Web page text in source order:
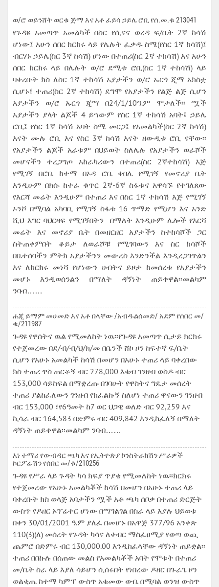
ወ/ሮ ወይንሸት ወርቁ ጅማ እና አቶ ፈይሳ ኃይሌ ሮቢ የሰ.መ.ቁ 213041
የጉዳዩ አመጣጥ አመልካች በስር የሲናና ወረዳ ፍ/ቤት 2ኛ ከሳሽ
ሆነው፤ አሁን ሰበር ክርክሩ ላይ የሌሉት ፈቃዱ ስሜ(የስር 1ኛ ከሳሽ)፤
ብርሃኑ ኃይሌ(ስር 3ኛ ከሳሽ) ሆነው በተጠሪ(ስር 2ኛ ተከሳሽ) እና አሁን
ሰበር ክርክሩ ላይ በሌሉት ወ/ሮ ደሚቱ ሮቢ(ስር 1ኛ ተከሳሽ) ላይ
ባቀረቡት ክስ ለስር 1ኛ ተከሳሽ አያታችን ወ/ሮ ኡርጎ ጂማ አክስቷ
ሲሆኑ፤ ተጠሪ(ስር 2ኛ ተከሳሽ) ደግሞ የአያታችን የልጅ ልጅ ሲሆን
አያታችን ወ/ሮ ኡርጎ ጂማ በ24/1/10ዓ.ም ሞታለች፡፡ ሟች
አያታችን ያላት ልጆች 4 ይኀውም የስር 1ኛ ተከሳሽ አባት፤ ኃይሌ
ሮቢ፤ የስር 1ኛ ከሳሽ አባት ስሜ መርጋ፤ የአመልካች(ስር 2ኛ ከሳሽ)
እናት ሙሉ ሮቢ እና የስር 3ኛ ከሳሽ እናት ዘውዲቱ ሮቢ ናቸው፡፡
የአያታችን ልጆች አራቱም በህይወት ስለሌሉ የአያታችን ወራሾች
መሆናችን ተረጋግጦ አከራካሪውን በተጠሪ(ስር 2ኛተከሳሽ) እጅ
የሚገኝ በሮቤ ከተማ በኦዳ ሮቤ ቀበሌ የሚገኝ የመኖሪያ ቤት
እንዲሁም በክሱ ከተራ ቁጥር 2ኛ-6ኛ ስፋቱና አዋሳኙ የተገለጸው
የእርሻ መሬት እንዲሁም በተጠሪ እና በስር 1ኛ ተከሳሽ እጅ የሚገኝ
ኦንሾ በሚባል አካባቢ የሚገኝ ስፋቱ 16 ጥማድ የሚሆን እና አንድ
ሺህ እግር ባህርዛፍ የሚገኝበትን በማለት እንዲሁም ሌሎች የእርሻ
መሬት እና መኖሪያ ቤት በመዘርዘር አያታችን ከተከሳሾች ጋር
ስትጠቀምበት ቆይታ ለወራሾቹ የሚገባውን እና ስር ከሳሾች
በቤተሰባችን ምትክ አያታችንን መውረስ እንድንችል እንዲረጋገጥልን
እና ለክርክሩ መነሻ የሆነውን ሀብትና ይዞታ ከመሰረቱ የአያታችን
መሆኑ እንዲወሰንልን በማለት ዳኝነት ጠይቀዋል፡፡መልካም
ንባብ……
ሐጂ ይማም መሀመድ እና አቶ በላቸው /አብዱልሰመድ/ አደም የሰበር መ/
ቁ/211987
ጉዳዩ የዋሰትና ዉል የሚመለከት ነዉ፡፡የጉዳዩ አመጣጥ ሲታይ ክርክሩ
የተጀመረው በደ/ብ/ብ/ህ/ክ/መ በቤንች ሸኮ ዞን ከፍተኛ ፍ/ቤት
ሲሆን የአሁኑ አመልካች ከሳሽ በመሆን በአሁኑ ተጠሪ ላይ ባቀረበው
ክስ ተጠሪ ዋስ ጠርቶኝ ብር 278,000 እቁብ ገንዘብ ወስዶ ብር
153,000 ሳይከፍል በማቋረጡ በገባሁት የዋስትና ግዴታ መሰረት
ተጠሪ ያልከፈለውን ገንዘብ የከፈልኩኝ ስለሆነ ተጠሪ ዋናውን ገንዘብ
ብር 153,000 ፣የ6ዓመት ከ7 ወር ህጋዊ ወለድ ብር 92,259 እና
ኪሳራ ብር 164,583 በድምሩ ብር 409,842 እንዲከፈለኝ በማለት
ዳኝነት ጠይቀዋል፡፡መልካም ንባብ……
እነ ተማሪ የውብዳር ጫካ እና የኢትዮጵያ ኮንስትራክሽን ሥራዎች
ኮርፖሬሽን የሰበር መ/ቁ/210256
ጉዳዩ የሥራ ላይ ጉዳት ካሳ ክፍያ ጥያቄ የሚመለከት ነዉ፡፡ክርክሩ
የተጀመረው የአሁኑ አመልካቾች ከሳሽ በመሆን በአሁኑ ተጠሪ ላይ
ባቀረቡት ክስ ወላጅ አባታችን ሟች አቶ ጫካ ሰቦቃ በተጠሪ ድርጅት
ውስጥ የዶዘር ኦፕሬተር ሆነው በማገልገል በስራ ላይ እያሉ ህይወቱ
በቀን 30/01/2001 ዓ.ም ያለፈ በመሆኑ በአዋጅ 377/96 አንቀጽ
110(3)(ለ) መሰረት የጉዳት ካሳና ለቀብር ማስፈፀሚያ የወጣ ወጪ
ጨምሮ በድምሩ ብር 130,000.00 እንዲከፈላቸው ዳኝነት ጠይቋል፡፡
ተጠሪ በበኩሉ በሰጠው መልስ የአመልካቾች አባት የሞቱት በተጠሪ
መ/ቤት ስራ ላይ እያለ ሳይሆን ሲሰሩበት የነበረው ዶዘር በጉራጌ ዞን
ወልቂጤ ከተማ ካምፕ ውስጥ አቁመው ውቤ በሚባል ወንዝ ውስጥ